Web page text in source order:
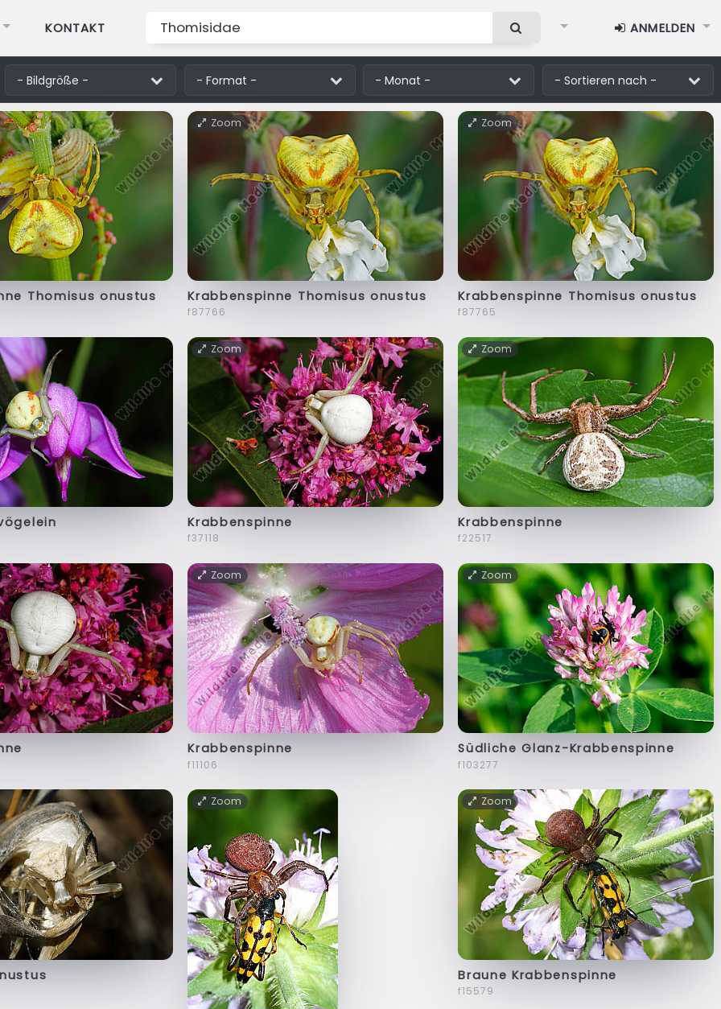
KONTAKT ANMELDEN
Thomisus onustus
Zoom
Krabbenspinne Thomisus onustus
f87766
Zoom
Krabbenspinne Thomisus onustus
f87765
Zoom
Krabbenspinne
f37118
Zoom
Krabbenspinne
f22517
Zoom
Krabbenspinne
f11106
Zoom
Südliche Glanz-Krabbenspinne
f103277
Zoom Zoom
Braune Krabbenspinne
f15579